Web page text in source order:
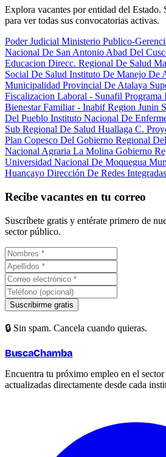
Explora vacantes por entidad del Estado.
para ver todas sus convocatorias activas.
Poder Judicial Ministerio Publico-
Nacional De San Antonio Abad Del
Educacion Direcc. Regional De Salud
Social De Salud Instituto De Manejo De
Municipalidad Provincial De Atalaya
Fiscalizacion Laboral - Sunafil Programa
Bienestar Familiar - InabifRegion Junin
Del Pueblo Instituto Nacional De
Sub Regional De Salud Huallaga C.
Plan Copesco Del Gobierno Regional
Nacional Agraria La Molina Gobierno
Universidad Nacional De Moquegua
Huancayo Dirección De Redes
Recibe vacantes en tu correo
Suscríbete gratis y entérate primero de
sector público.
Suscribirme gratis
🔒 Sin spam. Cancela cuando quieras.
BuscaChamba
Encuentra tu próximo empleo en el
actualizadas directamente desde cada